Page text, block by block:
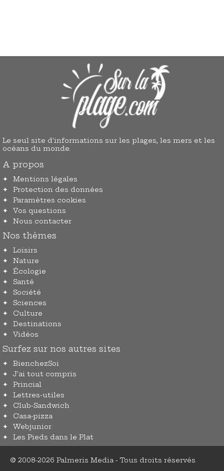
Le seul site d'informations sur les plages, les mers et les
océans du monde.
A propos
Mentions légales
Protection des données
Paramètres cookies
Vos questions
Nous contacter
Nos thèmes
Loisirs
Nature
Écologie
Santé
Société
Sciences
Culture
Destinations
Vidéos
Surfez sur nos autres sites
BienchezSoi
J'ai tout compris
Princial
Lettres-utiles
Club-Sandwich
Casa-pizza
Webjunior
Les Pieds dans le Plat
© 2008-2026 Palmeris Media - Tous droits réservés